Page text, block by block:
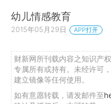
幼儿情感教育
2015年05月29日 APP打开
财新网所刊载内容之知识产
专属所有或持有。未经许可
建立镜像等任何使用。
如有意愿转载，请发邮件至